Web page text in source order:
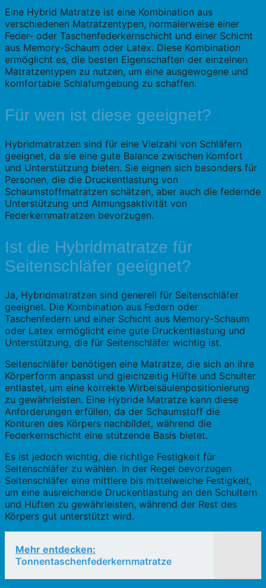
Eine Hybrid Matratze ist eine Kombination aus
verschiedenen Matratzentypen, normalerweise einer
Feder- oder Taschenfederkernschicht und einer Schicht
aus Memory-Schaum oder Latex. Diese Kombination
ermöglicht es, die besten Eigenschaften der einzelnen
Matratzentypen zu nutzen, um eine ausgewogene und
komfortable Schlafumgebung zu schaffen.
Für wen ist diese geeignet?
Hybridmatratzen sind für eine Vielzahl von Schläfern
geeignet, da sie eine gute Balance zwischen Komfort
und Unterstützung bieten. Sie eignen sich besonders für
Personen, die die Druckentlastung von
Schaumstoffmatratzen schätzen, aber auch die federnde
Unterstützung und Atmungsaktivität von
Federkernmatratzen bevorzugen.
Ist die Hybridmatratze für
Seitenschläfer geeignet?
Ja, Hybridmatratzen sind generell für Seitenschläfer
geeignet. Die Kombination aus Federn oder
Taschenfedern und einer Schicht aus Memory-Schaum
oder Latex ermöglicht eine gute Druckentlastung und
Unterstützung, die für Seitenschläfer wichtig ist.
Seitenschläfer benötigen eine Matratze, die sich an ihre
Körperform anpasst und gleichzeitig Hüfte und Schulter
entlastet, um eine korrekte Wirbelsäulenpositionierung
zu gewährleisten. Eine Hybride Matratze kann diese
Anforderungen erfüllen, da der Schaumstoff die
Konturen des Körpers nachbildet, während die
Federkernschicht eine stützende Basis bietet.
Es ist jedoch wichtig, die richtige Festigkeit für
Seitenschläfer zu wählen. In der Regel bevorzugen
Seitenschläfer eine mittlere bis mittelweiche Festigkeit,
um eine ausreichende Druckentlastung an den Schultern
und Hüften zu gewährleisten, während der Rest des
Körpers gut unterstützt wird.
Mehr entdecken:
Tonnentaschenfederkernmatratze